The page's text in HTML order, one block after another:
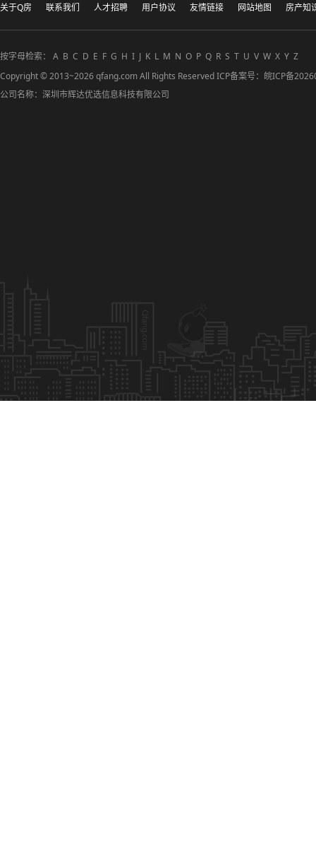
关于Q房 联系我们 人才招聘 用户协议 友情链接 网站地图 房产知
按字母检索： A B C D E F G H I J K L M N O P Q R S T U V W X Y Z
Copyright © 2013~2026 qfang.com All Rights Reserved ICP备案号： 皖ICP备
公司名称：深圳市辉达优选信息科技有限公司